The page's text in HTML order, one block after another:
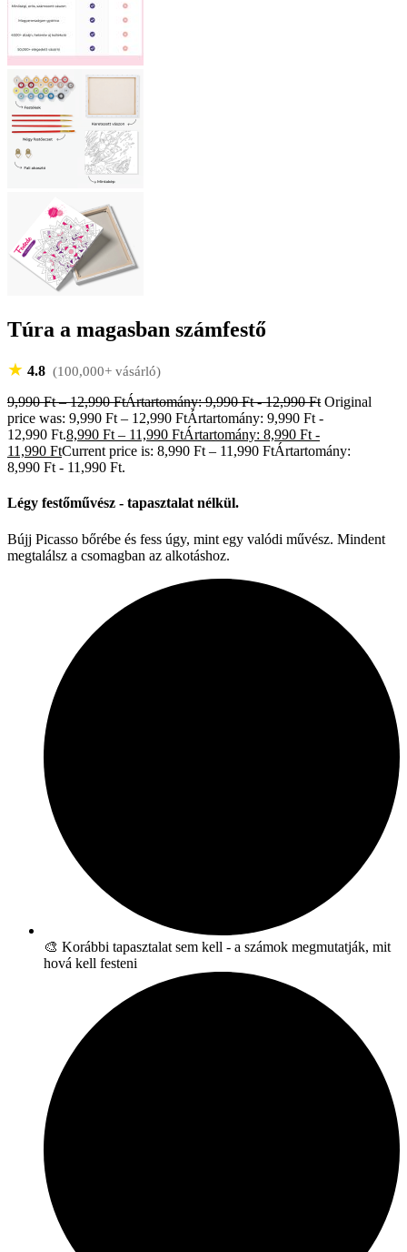
Túra a magasban számfestő
★ 4.8 (100,000+ vásárló)
9,990Ft – 12,990FtÁrtartomány: 9,990 Ft - 12,990 Ft Original
price was: 9,990 Ft – 12,990 FtÁrtartomány: 9,990 Ft -
12,990 Ft.8,990 Ft – 11,990 FtÁrtartomány: 8,990 Ft -
11,990 FtCurrent price is: 8,990 Ft – 11,990 FtÁrtartomány:
8,990 Ft - 11,990 Ft.
Légy festőművész - tapasztalat nélkül.
Bújj Picasso bőrébe és fess úgy, mint egy valódi művész. Mindent
megtalálsz a csomagban az alkotáshoz.
🎨 Korábbi tapasztalat sem kell - a számok megmutatják, mit
hová kell festeni